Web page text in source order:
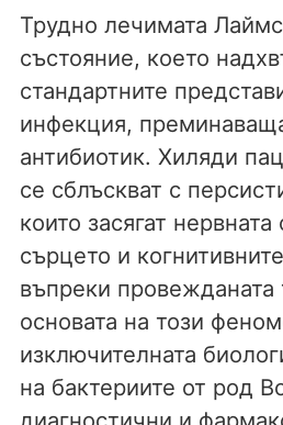
Трудно лечимата
състояние, което
стандартните
инфекция,
антибиотик. Хиляди
се сблъскват с
които засягат
сърцето и
въпреки провежданата
основата на този
изключителната
на бактериите от род